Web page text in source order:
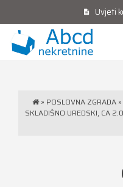
Uvjeti
» POSLOVNA ZGRADA»
SKLADIŠNO UREDSKI, CA